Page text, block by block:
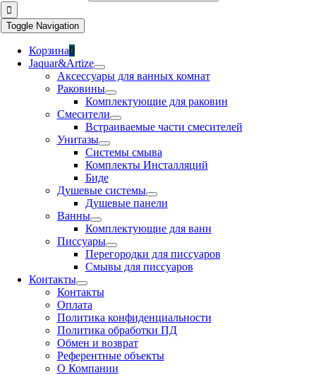
Toggle Navigation
Корзина0
Jaquar&Artize
Аксессуары для ванных комнат
Раковины
Комплектующие для раковин
Смесители
Встраиваемые части смесителей
Унитазы
Системы смыва
Комплекты Инсталляций
Биде
Душевые системы
Душевые панели
Ванны
Комплектующие для ванн
Писсуары
Перегородки для писсуаров
Смывы для писсуаров
Контакты
Контакты
Оплата
Политика конфиденциальности
Политика обработки ПД
Обмен и возврат
Референтные объекты
О Компании